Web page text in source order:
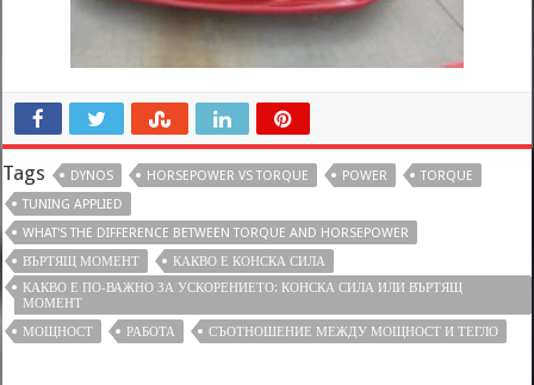
Tags DYNOS HORSEPOWER VS TORQUE POWER
TORQUE
TUNING APPLIED
WHAT'S THE DIFFERENCE BETWEEN TORQUE AND HORSEPOWER
ВЪРТЯЩ МОМЕНТ
КАКВО Е КОНСКА СИЛА
КАКВО Е ПО-ВАЖНО ЗА УСКОРЕНИЕТО: КОНСКА СИЛА ИЛИ ВЪРТЯЩ
МОМЕНТ
МОЩНОСТ
РАБОТА СЪОТНОШЕНИЕ МЕЖДУ МОЩНОСТ И ТЕГЛО